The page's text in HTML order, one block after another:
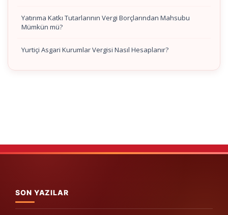
Yatırıma Katkı Tutarlarının Vergi Borçlarından Mahsubu
Mümkün mü?
Yurtiçi Asgari Kurumlar Vergisi Nasıl Hesaplanır?
SON YAZILAR